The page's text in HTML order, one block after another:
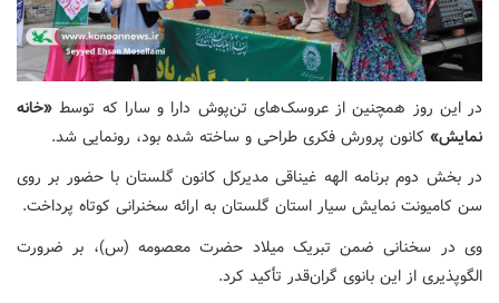
در این روز همچنین از عروسک‌های تن‌پوش دارا و سارا که توسط «خانه
نمایش» کانون پرورش فکری طراحی و ساخته شده بود، رونمایی شد.
در بخش دوم برنامه الهه غیناقی مدیرکل کانون گلستان با حضور بر روی
سن کامیونت نمایش سیار استان گلستان به ارائه سخنرانی کوتاه پرداخت.
وی در سخنانی ضمن تبریک میلاد حضرت معصومه (س)، بر ضرورت
الگوپذیری از این بانوی گران‌قدر تأکید کرد.